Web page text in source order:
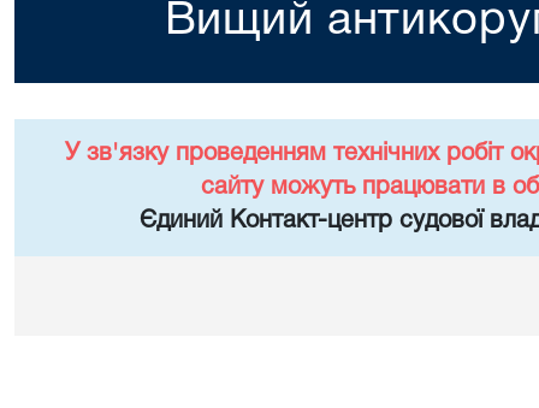
Вищий
У зв'язку проведенням технічних робіт
сайту можуть працювати в
Єдиний Контакт-центр судової